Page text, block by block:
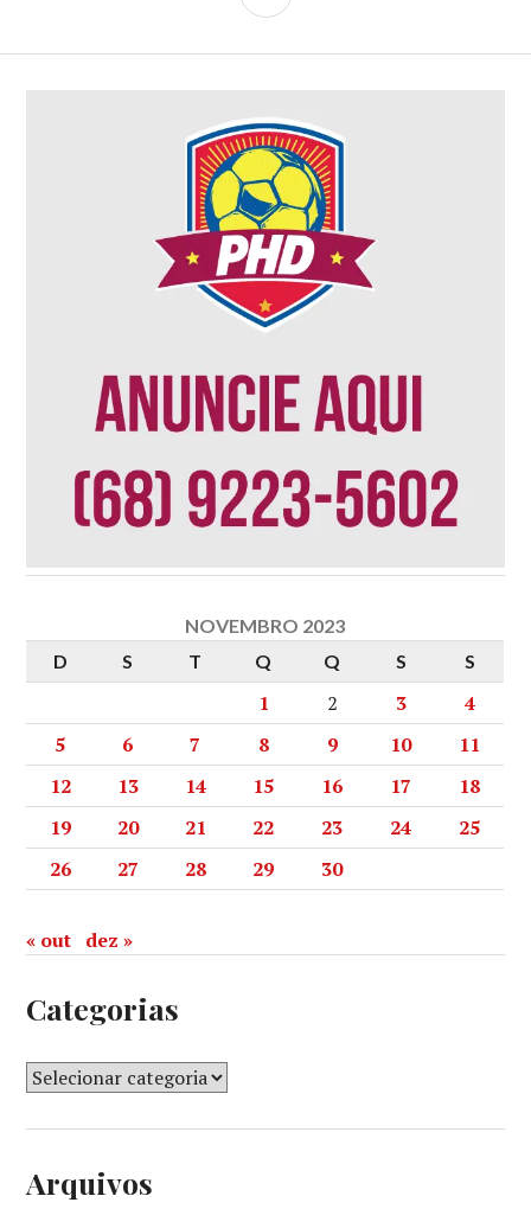
NOVEMBRO 2023
D
S T Q Q S S
1 2 3
4
5
6 7 8 9 10
11
12
13 14 15 16 17
18
19
20 21 22 23 24
25
26
27 28 29 30
« out dez »
Categorias
Arquivos